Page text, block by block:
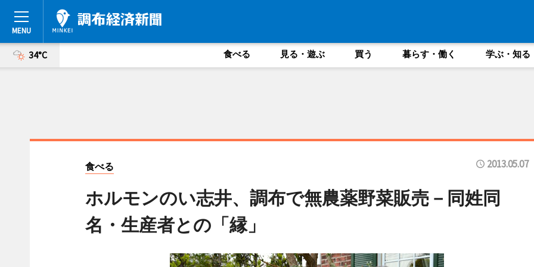
34°C 食べる 見る・遊ぶ 買う 暮らす・働く 学ぶ・知る
食べる 2013.05.07
ホルモンのい志井、調布で無農薬野菜販売－同姓同
名・生産者との「縁」